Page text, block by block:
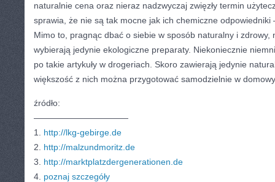
naturalnie cena oraz nieraz nadzwyczaj zwięzły termin
sprawia, że nie są tak mocne jak ich chemiczne
Mimo to, pragnąc dbać o siebie w sposób naturalny i zdrowy,
wybierają jedynie ekologiczne preparaty. Niekoniecznie
po takie artykuły w drogeriach. Skoro zawierają jedynie
większość z nich można przygotować samodzielnie w
źródło:
———————————
1. http://lkg-gebirge.de
2. http://malzundmoritz.de
3. http://marktplatzdergenerationen.de
4. poznaj szczegóły